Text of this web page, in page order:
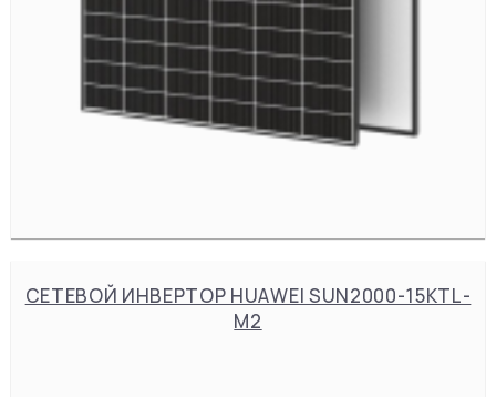
СЕТЕВОЙ ИНВЕРТОР HUAWEI SUN2000-15KTL-
M2